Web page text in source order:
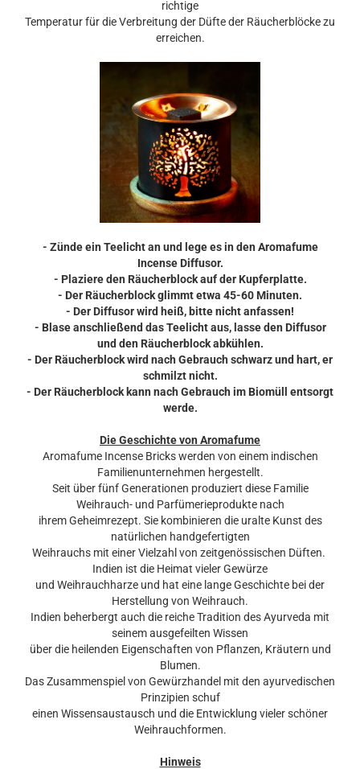
richtige
Temperatur für die Verbreitung der Düfte der Räucherblöcke zu
erreichen.
- Zünde ein Teelicht an und lege es in den Aromafume
Incense Diffusor.
- Plaziere den Räucherblock auf der Kupferplatte.
- Der Räucherblock glimmt etwa 45-60 Minuten.
- Der Diffusor wird heiß, bitte nicht anfassen!
- Blase anschließend das Teelicht aus, lasse den Diffusor
und den Räucherblock abkühlen.
- Der Räucherblock wird nach Gebrauch schwarz und hart, er
schmilzt nicht.
- Der Räucherblock kann nach Gebrauch im Biomüll entsorgt
werde.
Die Geschichte von Aromafume
Aromafume Incense Bricks werden von einem indischen
Familienunternehmen hergestellt.
Seit über fünf Generationen produziert diese Familie
Weihrauch- und Parfümerieprodukte nach
ihrem Geheimrezept. Sie kombinieren die uralte Kunst des
natürlichen handgefertigten
Weihrauchs mit einer Vielzahl von zeitgenössischen Düften.
Indien ist die Heimat vieler Gewürze
und Weihrauchharze und hat eine lange Geschichte bei der
Herstellung von Weihrauch.
Indien beherbergt auch die reiche Tradition des Ayurveda mit
seinem ausgefeilten Wissen
über die heilenden Eigenschaften von Pflanzen, Kräutern und
Blumen.
Das Zusammenspiel von Gewürzhandel mit den ayurvedischen
Prinzipien schuf
einen Wissensaustausch und die Entwicklung vieler schöner
Weihrauchformen.
Hinweis